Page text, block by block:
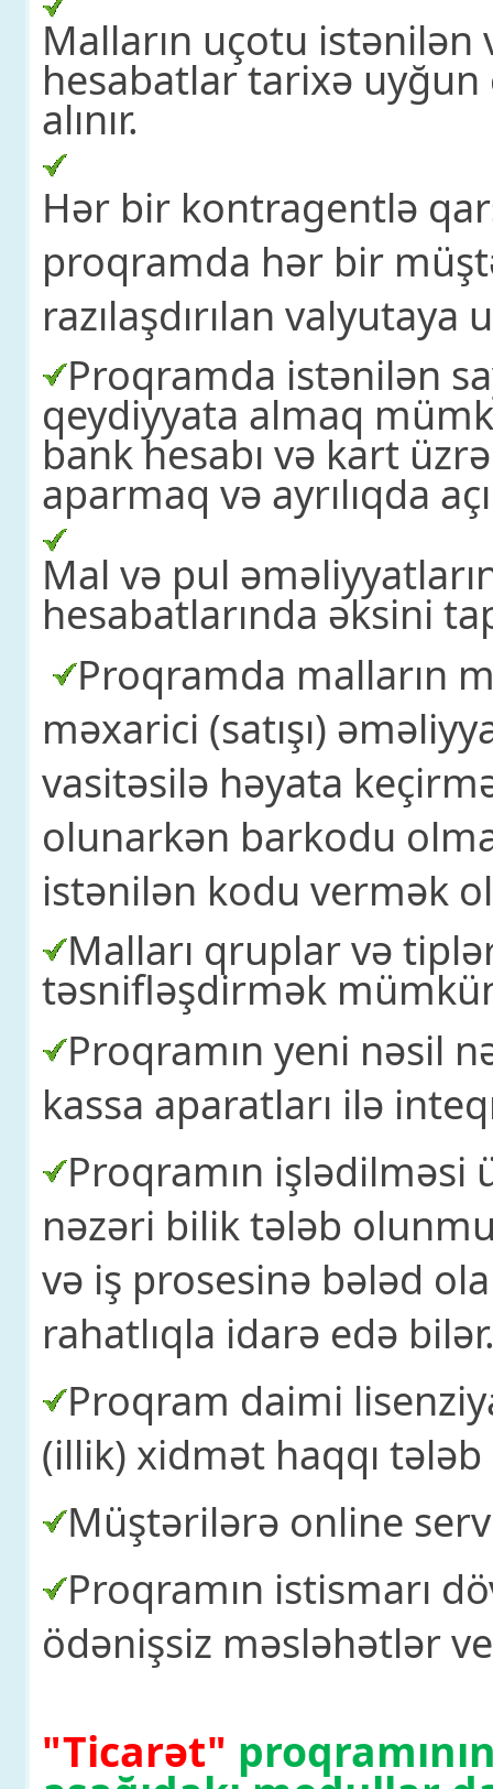
Malların uçotu
hesabatlar tarixə
alınır.
Hər bir kontragentlə
proqramda hər bir
razılaşdırılan
Proqramda istənilən
qeydiyyata almaq
bank hesabı və kart
aparmaq və ayrılıqda
Mal və pul
hesabatlarında əksini
Proqramda malların
məxarici (satışı)
vasitəsilə həyata
olunarkən barkodu
istənilən kodu vermək
Malları qruplar və
təsnifləşdirmək
Proqramın yeni nəsil
kassa aparatları ilə
Proqramın işlədilməsi
nəzəri bilik tələb
və iş prosesinə bələd
rahatlıqla idarə edə
Proqram daimi
(illik) xidmət haqqı
Müştərilərə online
Proqramın istismarı
ödənişsiz məsləhətlər
"Ticarət"